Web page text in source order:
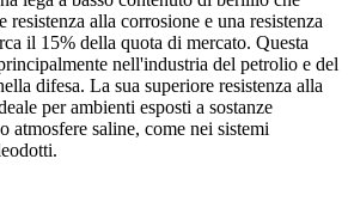
resistenza alla corrosione e una resistenza
il 15% della quota di mercato. Questa
nell'industria del petrolio e del
difesa. La sua superiore resistenza alla
per ambienti esposti a sostanze
atmosfere saline, come nei sistemi